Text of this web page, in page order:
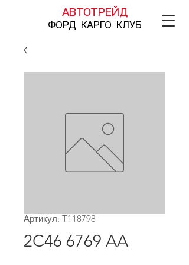
АВТОТРЕЙД
ФОРД КАРГО КЛУБ
Артикул: T118798
2C46 6769 AA